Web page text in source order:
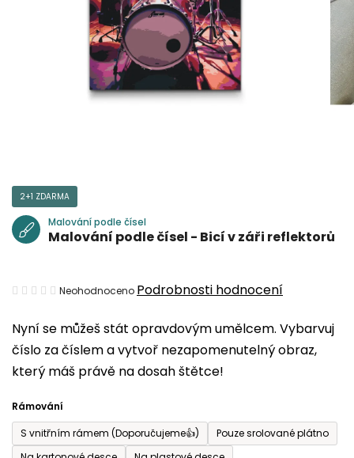
Nyní se můžeš stát opravdovým umělcem. Vybarvuj
číslo za číslem a vytvoř nezapomenutelný obraz,
který máš právě na dosah štětce!
Rámování
S vnitřním rámem (Doporučujeme👍)
Pouze srolované plátno
2+1 ZDARMA
Malování podle čísel
Malování podle čísel - Bicí v záři reflektorů
Průměrné
produktu
je
0,0
5
hvězdiček.
Neohodnoceno Podrobnosti hodnocení